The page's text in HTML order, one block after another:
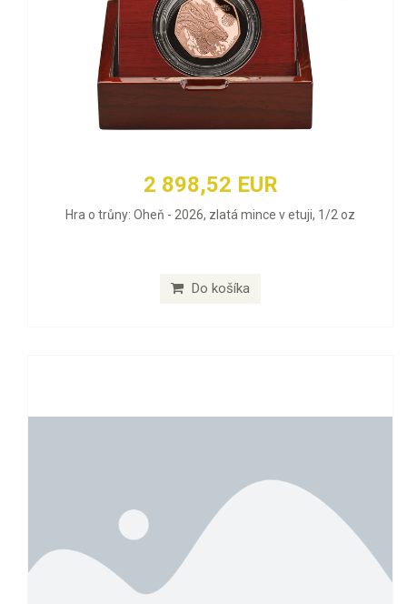
2 898,52 EUR
Hra o trůny: Oheň - 2026, zlatá mince v etuji, 1/2 oz
Do košíka